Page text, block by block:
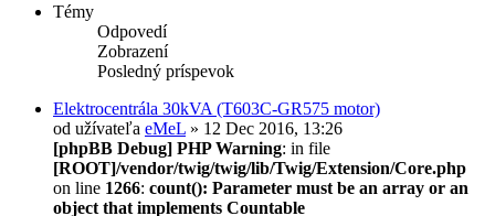
Témy
Odpovedí
Zobrazení
Posledný príspevok
Elektrocentrála 30kVA (T603C-GR575 motor)
od užívateľa eMeL » 12 Dec 2016, 13:26
[phpBB Debug] PHP Warning: in file
[ROOT]/vendor/twig/twig/lib/Twig/Extension/Core.php
on line 1266: count(): Parameter must be an array or an
object that implements Countable